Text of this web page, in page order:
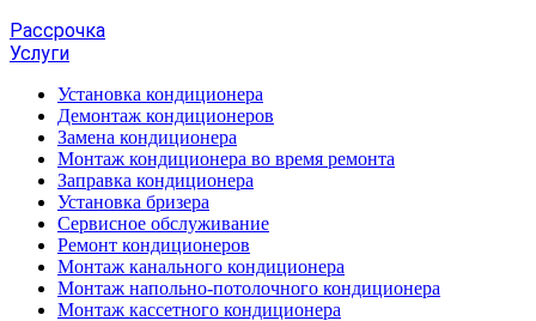
Рассрочка
Услуги
Установка кондиционера
Демонтаж кондиционеров
Замена кондиционера
Монтаж кондиционера во время ремонта
Заправка кондиционера
Установка бризера
Сервисное обслуживание
Ремонт кондиционеров
Монтаж канального кондиционера
Монтаж напольно-потолочного кондиционера
Монтаж кассетного кондиционера